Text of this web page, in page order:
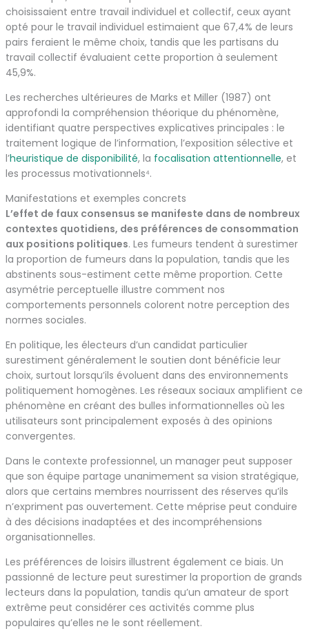
choisissaient entre travail individuel et collectif, ceux ayant
opté pour le travail individuel estimaient que 67,4% de leurs
pairs feraient le même choix, tandis que les partisans du
travail collectif évaluaient cette proportion à seulement
45,9%.
Les recherches ultérieures de Marks et Miller (1987) ont
approfondi la compréhension théorique du phénomène,
identifiant quatre perspectives explicatives principales : le
traitement logique de l’information, l’exposition sélective et
l’heuristique de disponibilité, la focalisation attentionnelle, et
les processus motivationnels⁴.
Manifestations et exemples concrets
L’effet de faux consensus se manifeste dans de nombreux
contextes quotidiens, des préférences de consommation
aux positions politiques. Les fumeurs tendent à surestimer
la proportion de fumeurs dans la population, tandis que les
abstinents sous-estiment cette même proportion. Cette
asymétrie perceptuelle illustre comment nos
comportements personnels colorent notre perception des
normes sociales.
En politique, les électeurs d’un candidat particulier
surestiment généralement le soutien dont bénéficie leur
choix, surtout lorsqu’ils évoluent dans des environnements
politiquement homogènes. Les réseaux sociaux amplifient ce
phénomène en créant des bulles informationnelles où les
utilisateurs sont principalement exposés à des opinions
convergentes.
Dans le contexte professionnel, un manager peut supposer
que son équipe partage unanimement sa vision stratégique,
alors que certains membres nourrissent des réserves qu’ils
n’expriment pas ouvertement. Cette méprise peut conduire
à des décisions inadaptées et des incompréhensions
organisationnelles.
Les préférences de loisirs illustrent également ce biais. Un
passionné de lecture peut surestimer la proportion de grands
lecteurs dans la population, tandis qu’un amateur de sport
extrême peut considérer ces activités comme plus
populaires qu’elles ne le sont réellement.